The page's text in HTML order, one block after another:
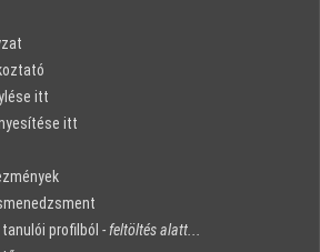
itt
itt
profilból - feltöltés alatt...